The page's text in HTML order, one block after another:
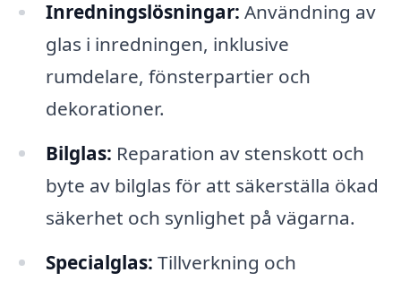
Inredningslösningar: Användning av
glas i inredningen, inklusive
rumdelare, fönsterpartier och
dekorationer.
Bilglas: Reparation av stenskott och
byte av bilglas för att säkerställa ökad
säkerhet och synlighet på vägarna.
Specialglas: Tillverkning och